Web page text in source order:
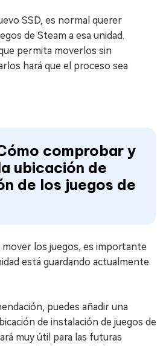
SSD, es normal querer
de Steam a esa unidad.
permita moverlos sin
hará que el proceso sea
comprobar y
ubicación de
de los juegos de
los juegos, es importante
está guardando actualmente
puedes añadir una
de instalación de juegos de
muy útil para las futuras